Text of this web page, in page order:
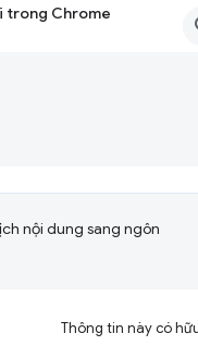
trong Chrome
nội dung sang ngôn
Thông tin này có